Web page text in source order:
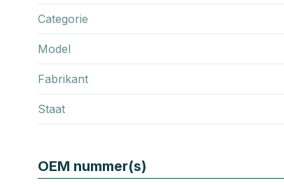
Categorie
Model
Fabrikant
Staat
OEM nummer(s)